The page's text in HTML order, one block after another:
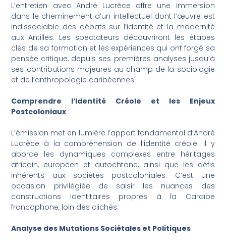
L’entretien avec André Lucrèce offre une immersion
dans le cheminement d’un intellectuel dont l’œuvre est
indissociable des débats sur l’identité et la modernité
aux Antilles. Les spectateurs découvriront les étapes
clés de sa formation et les expériences qui ont forgé sa
pensée critique, depuis ses premières analyses jusqu’à
ses contributions majeures au champ de la sociologie
et de l’anthropologie caribéennes.
Comprendre l’Identité Créole et les Enjeux
Postcoloniaux
L’émission met en lumière l’apport fondamental d’André
Lucrèce à la compréhension de l’identité créole. Il y
aborde les dynamiques complexes entre héritages
africain, européen et autochtone, ainsi que les défis
inhérents aux sociétés postcoloniales. C’est une
occasion privilégiée de saisir les nuances des
constructions identitaires propres à la Caraïbe
francophone, loin des clichés.
Analyse des Mutations Sociétales et Politiques